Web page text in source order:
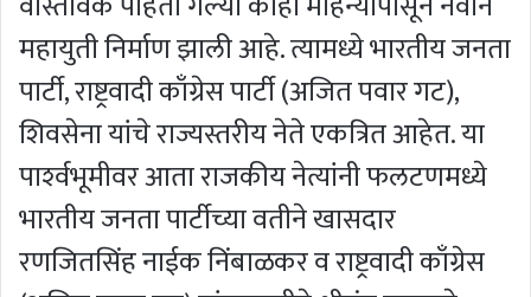
महायुती निर्माण झाली आहे. त्यामध्ये भारतीय जनता
पार्टी, राष्ट्रवादी काँग्रेस पार्टी (अजित पवार गट),
शिवसेना यांचे राज्यस्तरीय नेते एकत्रित आहेत. या
पार्श्‍वभूमीवर आता राजकीय नेत्यांनी फलटणमध्ये
भारतीय जनता पार्टीच्या वतीने खासदार
रणजितसिंह नाईक निंबाळकर व राष्ट्रवादी काँग्रेस